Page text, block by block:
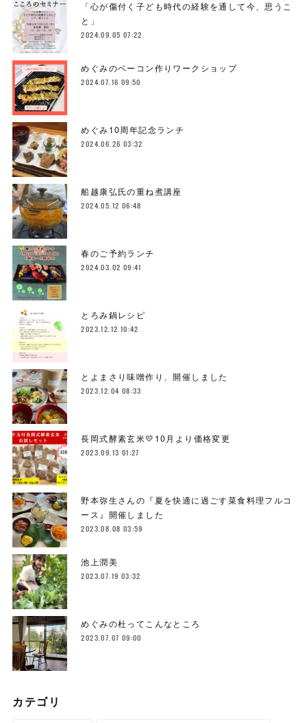
「心が傷付く子ども時代の経験を通して今、思うこ
と」
2024.09.05 07:22
めぐみのベーコン作りワークショップ
2024.07.16 09:50
めぐみ10周年記念ランチ
2024.06.26 03:32
船越康弘氏の重ね煮講座
2024.05.12 06:48
春のご予約ランチ
2024.03.02 09:41
とろみ鍋レシピ
2023.12.12 10:42
とよまさり味噌作り、開催しました
2023.12.04 08:33
長岡式酵素玄米💛10月より価格変更
2023.09.13 01:27
野本弥生さんの『夏を快適に過ごす菜食料理フルコ
ース』開催しました
2023.08.08 03:59
池上潤美
2023.07.19 03:32
めぐみの杜ってこんなところ
2023.07.07 09:00
カテゴリ